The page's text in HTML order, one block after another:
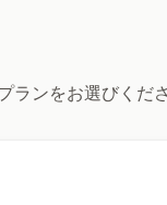
ランをお選びくださ